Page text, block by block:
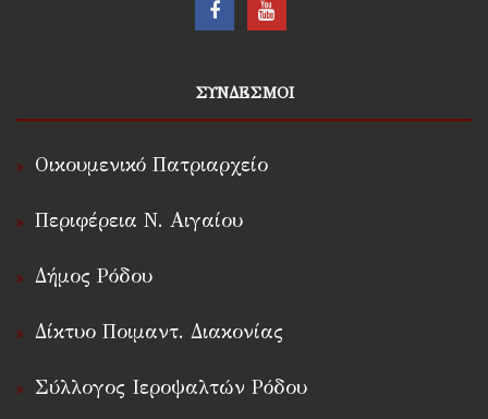
ΣΥΝΔΕΣΜΟΙ
Οικουμενικό Πατριαρχείο
Περιφέρεια Ν. Αιγαίου
Δήμος Ρόδου
Δίκτυο Ποιμαντ. Διακονίας
Σύλλογος Ιεροψαλτών Ρόδου